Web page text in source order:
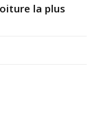
la plus